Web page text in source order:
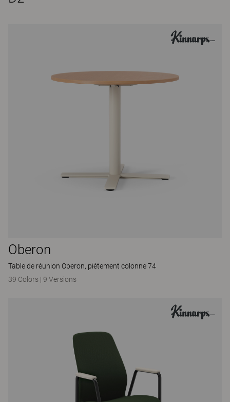
Oberon
Table de réunion Oberon, piètement colonne 74
39 Colors | 9 Versions